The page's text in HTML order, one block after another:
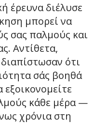
έρευνα διέλυσε
μπορεί να
σας παλμούς και
Αντίθετα,
ότι
σάς βοηθά
κάθε μέρα —
χρόνια στη